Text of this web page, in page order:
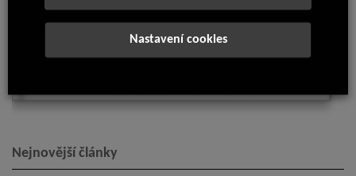
Nejnovější články
Nastavení cookies